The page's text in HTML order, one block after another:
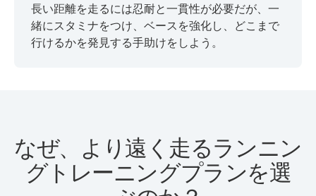
長い距離を走るには忍耐と一貫性が必要だが、一
緒にスタミナをつけ、ベースを強化し、どこまで
行けるかを発見する手助けをしよう。
なぜ、より遠く走るランニン
グトレーニングプランを選